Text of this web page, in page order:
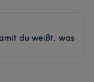
du weißt, was